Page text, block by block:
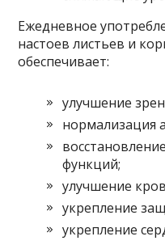
Ежедневное
настоев листьев и
обеспечивает:
улучшение
нормализация
функций;
улучшение
укрепление
укрепление